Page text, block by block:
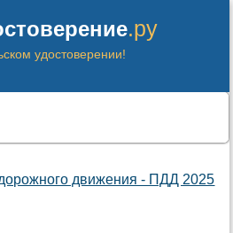
.ру
удостоверении!
движения - ПДД 2025